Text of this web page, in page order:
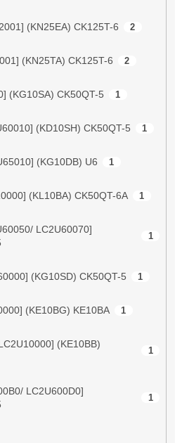
(KN25EA) CK125T-6 2
(KN25TA) CK125T-6 2
(KG10SA) CK50QT-5 1
(KD10SH) CK50QT-5 1
(KG10DB) U6 1
(KL10BA) CK50QT-6A 1
LC2U60070]
1
(KG10SD) CK50QT-5 1
(KE10BG) KE10BA 1
(KE10BB)
1
LC2U600D0]
1